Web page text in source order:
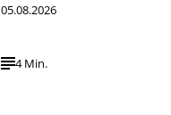
05.08.2026
4 Min.